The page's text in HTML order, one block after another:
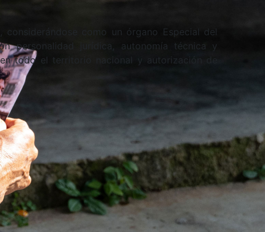
como un órgano Especial del
personalidad jurídica, autonomía técnica y
todo el territorio nacional y autorización de